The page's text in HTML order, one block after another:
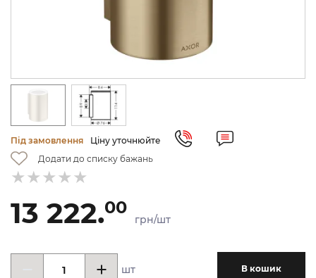
Під замовлення
Ціну уточнюйте
Додати до списку бажань
13 222.00
грн/шт
шт В кошик